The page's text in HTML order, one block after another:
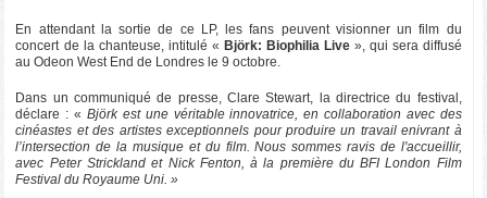
En attendant la sortie de ce LP, les fans peuvent visionner un film du
concert de la chanteuse, intitulé « Björk: Biophilia Live», qui sera diffusé
au Odeon West End de Londres le 9 octobre.
Dans un communiqué de presse, Clare Stewart, la directrice du festival,
déclare : « Björk est une véritable innovatrice, en collaboration avec des
cinéastes et des artistes exceptionnels pour produire un travail enivrant à
l’intersection de la musique et du film. Nous sommes ravis de l'accueillir,
avec Peter Strickland et Nick Fenton, à la première du BFI London Film
Festival du Royaume Uni. »